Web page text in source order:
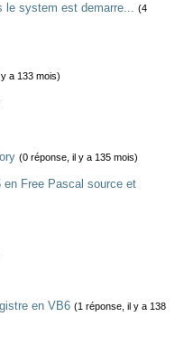
le system est demarre... (4
a 133 mois)
(0 réponse, il y a 135 mois)
en Free Pascal source et
en VB6 (1 réponse, il y a 138